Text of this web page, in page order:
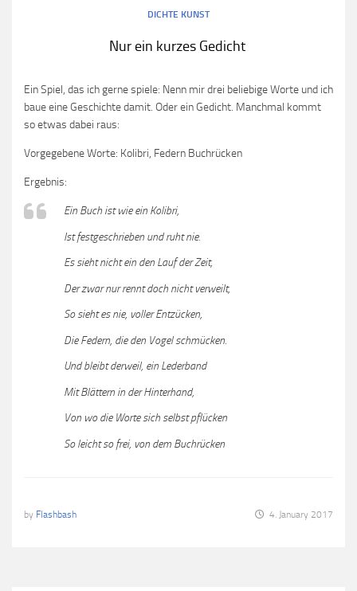
DICHTE KUNST
Nur ein kurzes Gedicht
Ein Spiel, das ich gerne spiele: Nenn mir drei beliebige Worte und ich
baue eine Geschichte damit. Oder ein Gedicht. Manchmal kommt
so etwas dabei raus:
Vorgegebene Worte: Kolibri, Federn Buchrücken
Ergebnis:
Ein Buch ist wie ein Kolibri,
Ist festgeschrieben und ruht nie.
Es sieht nicht ein den Lauf der Zeit,
Der zwar nur rennt doch nicht verweilt,
So sieht es nie, voller Entzücken,
Die Federn, die den Vogel schmücken.
Und bleibt derweil, ein Lederband
Mit Blättern in der Hinterhand,
Von wo die Worte sich selbst pflücken
So leicht so frei, von dem Buchrücken
by Flashbash 4. January 2017